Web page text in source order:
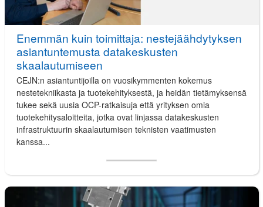
Enemmän kuin toimittaja: nestejäähdytyksen
asiantuntemusta datakeskusten
skaalautumiseen
CEJN:n asiantuntijoilla on vuosikymmenten kokemus
nestetekniikasta ja tuotekehityksestä, ja heidän tietämyksensä
tukee sekä uusia OCP-ratkaisuja että yrityksen omia
tuotekehitysaloitteita, jotka ovat linjassa datakeskusten
infrastruktuurin skaalautumisen teknisten vaatimusten
kanssa...